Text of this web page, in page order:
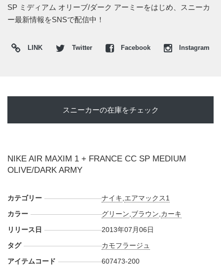
SP ミディアム オリーブ/ダーク アーミーをはじめ、スニーカ
ー最新情報をSNSで配信中！
LINK Twitter Facebook Instagram
スニーカーの在庫をチェック
NIKE AIR MAXIM 1 + FRANCE CC SP MEDIUM
OLIVE/DARK ARMY
カテゴリー ナイキ エアマックス1
カラー
グリーン ブラウン カーキ
リリース日
2013年07月06日
タグ
カモフラージュ
アイテムコード
607473-200